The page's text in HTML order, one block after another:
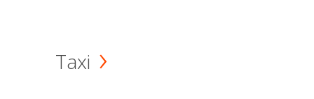
Taxi